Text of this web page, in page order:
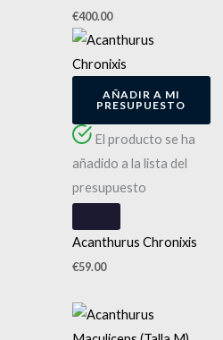
€400.00
AÑADIR A MI
PRESUPUESTO
El producto se ha
añadido a la lista del
presupuesto
Acanthurus Chronixis
€59.00